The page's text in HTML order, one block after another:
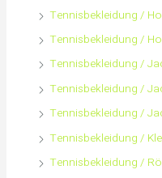
Tennisbekleidung /
Tennisbekleidung /
Tennisbekleidung /
Tennisbekleidung /
Tennisbekleidung /
Tennisbekleidung /
Tennisbekleidung /